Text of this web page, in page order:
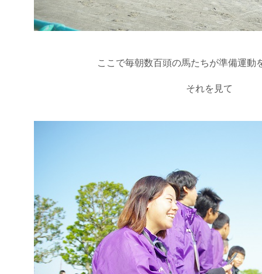
ここで毎朝数百頭の馬たちが準備運動
それを見て